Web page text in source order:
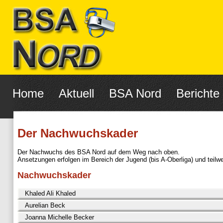
Navigation
überspringen
Home Aktuell BSA Nord Berichte
Der Nachwuchskader
Der Nachwuchs des BSA Nord auf dem Weg nach oben.
Ansetzungen erfolgen im Bereich der Jugend (bis A-Oberliga) und
Nachwuchskader
Khaled Ali Khaled
Khaled Ali Khaled
Verein:
Tonndorf-Lohe
Aurelian Beck
Joanna Michelle Becker